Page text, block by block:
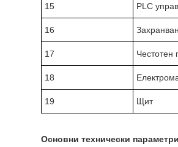
15 PLC
16
17 Честотен
18
19 Щит
Основни технически параметри